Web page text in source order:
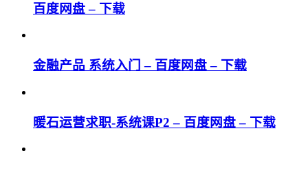
百度网盘 – 下载
金融产品 系统入门 – 百度网盘 – 下载
暖石运营求职-系统课P2 – 百度网盘 – 下载